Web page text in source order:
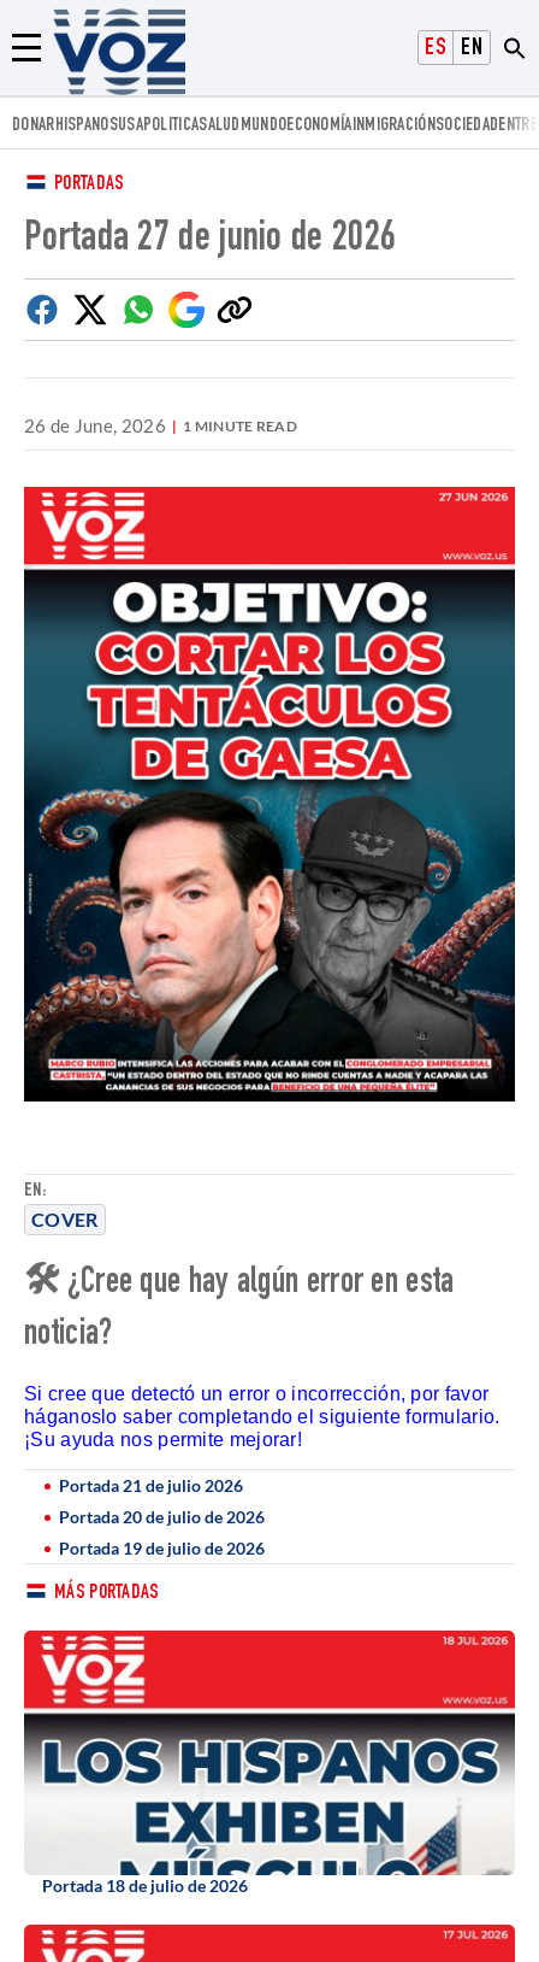
ESPAÑOLENGLISH
Menú
Voz.us
DONARHISPANOSUSAPOLITICASALUD MUNDOECONOMÍAINMIGRACIÓNSOCIEDAD
PORTADAS
Portada 27 de junio de 2026
FacebookTwitterWhatsapp
Google
Discover
Copiar
enlace
26 de June, 2026 1 MINUTE READ
EN:
COVER
🛠 ¿Cree que hay algún error en esta
noticia?
Si cree que detectó un error o incorrección, por favor
háganoslo saber completando el siguiente formulario.
¡Su ayuda nos permite mejorar!
Portada 21 de julio 2026
Portada 20 de julio de 2026
Portada 19 de julio de 2026
MÁS PORTADAS
Portada 18 de julio de 2026